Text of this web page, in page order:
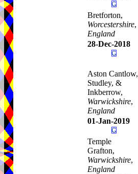
Bretforton,
Worcestershire,
England
28-Dec-2018
Aston Cantlow,
Studley, &
Inkberrow,
Warwickshire,
England
01-Jan-2019
Temple
Grafton,
Warwickshire,
England